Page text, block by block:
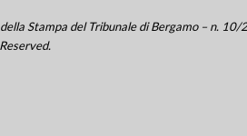
Stampa del Tribunale di Bergamo – n. 10/